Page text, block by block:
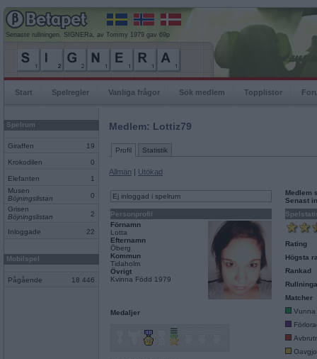
Senaste rullningen, SIGNERa, av Tommy 1979 gav 69p
Start Spelregler Vanliga frågor Sök medlem Topplistor
Spelrum
Giraffen 19
Krokodilen 0
Elefanten
1
Musen
Böjningslistan
0
Grisen
Böjningslistan
2
Inloggade 22
Mobilspel
Pågående 18 446
Medlem: Lottiz79
Profil Statistik
Allmän | Utökad
Ej inloggad i spelrum
Personprofil
Förnamn
Lotta
Efternamn
Öberg
Kommun
Tidaholm
Övrigt
Kvinna Född 1979
Medaljer
Medlem
Senast
Rating
Högsta
Rankad
Matcher
Vunna